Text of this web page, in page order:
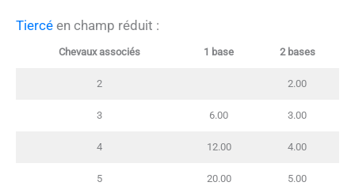
Tiercé en champ réduit :
Chevaux associés 1 base 2 bases
2 2.00
3 6.00 3.00
4 12.00 4.00
5 20.00 5.00